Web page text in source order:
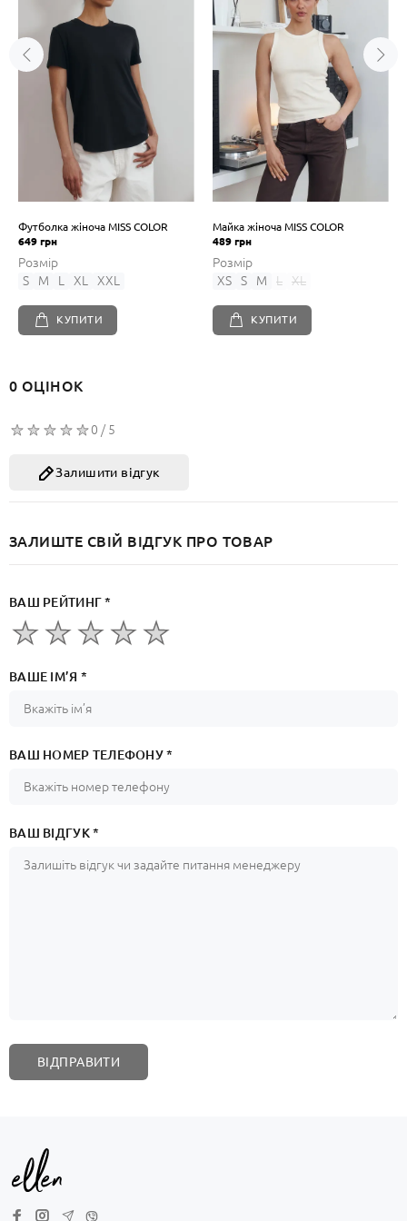
Футболка жіноча MISS COLOR
649 грн
Розмір
S
M L XL XXL
КУПИТИ
Майка жіноча MISS COLOR
489 грн
Розмір
XS
S M L XL
КУПИТИ
0 ОЦІНОК
0 / 5
Залишити відгук
ЗАЛИШТЕ СВІЙ ВІДГУК ПРО ТОВАР
ВАШ РЕЙТИНГ *
ВАШЕ ІМ’Я *
ВАШ НОМЕР ТЕЛЕФОНУ *
ВАШ ВІДГУК *